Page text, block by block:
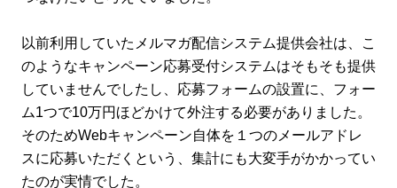
以前利用していたメルマガ配信システム提供会社は、こ
のようなキャンペーン応募受付システムはそもそも提供
していませんでしたし、応募フォームの設置に、フォー
ム1つで10万円ほどかけて外注する必要がありました。
そのためWebキャンペーン自体を１つのメールアドレ
スに応募いただくという、集計にも大変手がかかってい
たのが実情でした。